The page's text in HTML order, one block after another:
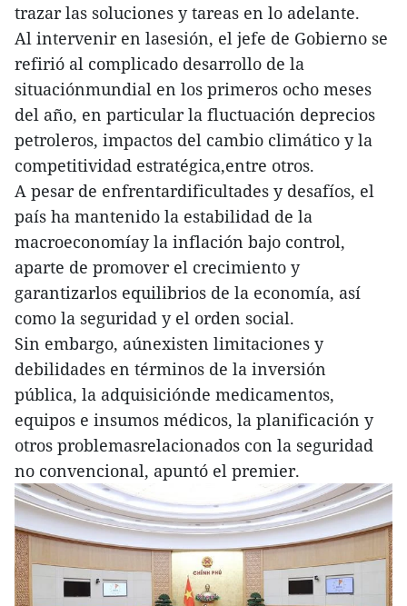
trazar las soluciones y tareas en lo adelante.
Al intervenir en lasesión, el jefe de Gobierno se
refirió al complicado desarrollo de la
situaciónmundial en los primeros ocho meses
del año, en particular la fluctuación deprecios
petroleros, impactos del cambio climático y la
competitividad estratégica,entre otros.
A pesar de enfrentardificultades y desafíos, el
país ha mantenido la estabilidad de la
macroeconomíay la inflación bajo control,
aparte de promover el crecimiento y
garantizarlos equilibrios de la economía, así
como la seguridad y el orden social.
Sin embargo, aúnexisten limitaciones y
debilidades en términos de la inversión
pública, la adquisiciónde medicamentos,
equipos e insumos médicos, la planificación y
otros problemasrelacionados con la seguridad
no convencional, apuntó el premier.